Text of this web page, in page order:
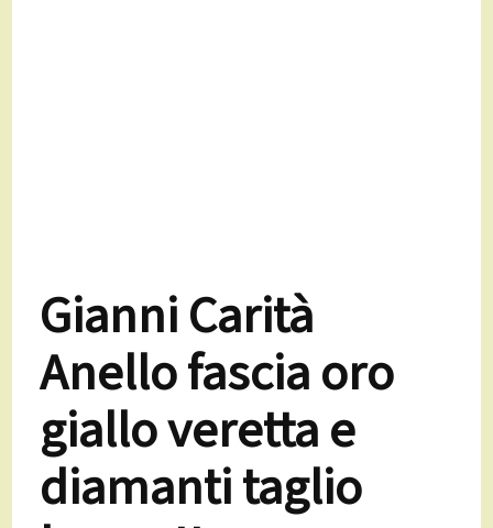
Gianni Carità
Anello fascia oro
giallo veretta e
diamanti taglio